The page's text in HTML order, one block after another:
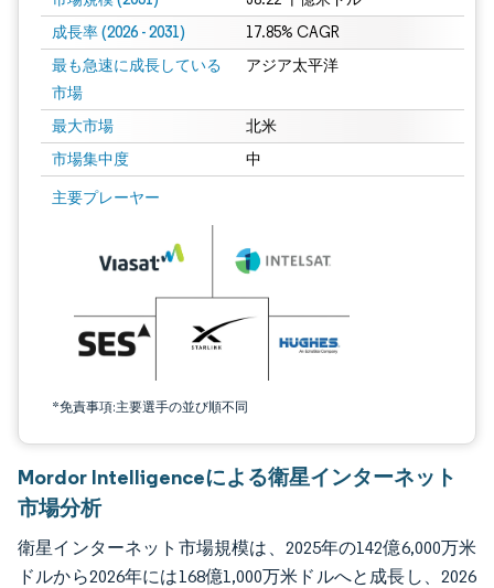
成長率 (2026 - 2031) 17.85% CAGR
最も急速に成長している
市場
アジア太平洋
最大市場 北米
市場集中度 中
主要プレーヤー
*免責事項:主要選手の並び順不同
画像 © Mordor Intelligence。再利用にはCC BY 4.0の表示が必要です。
Mordor Intelligenceによる衛星インターネット
市場分析
衛星インターネット市場規模は、2025年の142億6,000万米
ドルから2026年には168億1,000万米ドルへと成長し、2026